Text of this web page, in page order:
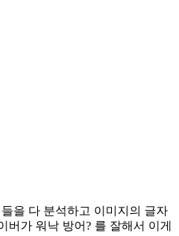
을 다 분석하고 이미지의 글자
가 워낙 방어? 를 잘해서 이게